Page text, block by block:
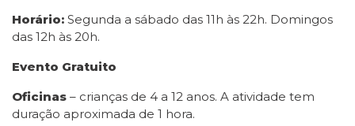
Horário: Segunda a sábado das 11h às 22h. Domingos
das 12h às 20h.
Evento Gratuito
Oficinas – crianças de 4 a 12 anos. A atividade tem
duração aproximada de 1 hora.